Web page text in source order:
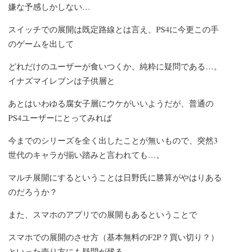
嫌な予感しかしない…
スイッチでの展開は既定路線とは言え、PS4に今更この手
のゲームを出して
どれだけのユーザーが食いつくか、純粋に疑問である…。
イナズマイレブンは子供層と
あとはいわゆる腐女子層にウケがいいようだが、普通の
PS4ユーザーにとってみれば
今までのシリーズを全く出したことが無いもので、突然3
世代のキャラが揃い踏みと言われても…。
マルチ展開にするということは日野氏に勝算がやはりある
のだろうか？
また、スマホのアプリでの展開もあるということで
スマホでの展開のさせ方（基本無料のF2P？買い切り？）